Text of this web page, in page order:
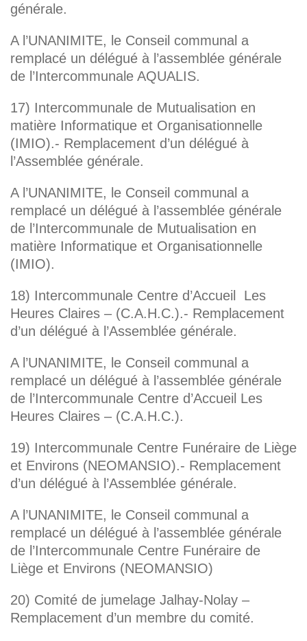
générale.
A l’UNANIMITE, le Conseil communal a
remplacé un délégué à l’assemblée générale
de l’Intercommunale AQUALIS.
17) Intercommunale de Mutualisation en
matière Informatique et Organisationnelle
(IMIO).- Remplacement d’un délégué à
l’Assemblée générale.
A l’UNANIMITE, le Conseil communal a
remplacé un délégué à l’assemblée générale
de l’Intercommunale de Mutualisation en
matière Informatique et Organisationnelle
(IMIO).
18) Intercommunale Centre d’Accueil Les
Heures Claires – (C.A.H.C.).- Remplacement
d’un délégué à l’Assemblée générale.
A l’UNANIMITE, le Conseil communal a
remplacé un délégué à l’assemblée générale
de l’Intercommunale Centre d’Accueil Les
Heures Claires – (C.A.H.C.).
19) Intercommunale Centre Funéraire de Liège
et Environs (NEOMANSIO).- Remplacement
d’un délégué à l’Assemblée générale.
A l’UNANIMITE, le Conseil communal a
remplacé un délégué à l’assemblée générale
de l’Intercommunale Centre Funéraire de
Liège et Environs (NEOMANSIO)
20) Comité de jumelage Jalhay-Nolay –
Remplacement d’un membre du comité.